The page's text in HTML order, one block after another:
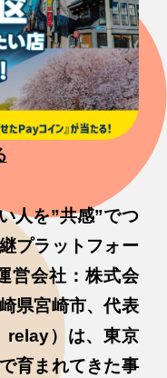
人を”共感”でつ
プラットフォー
営会社：株式会
県宮崎市、代表
relay）は、東京
育まれてきた事